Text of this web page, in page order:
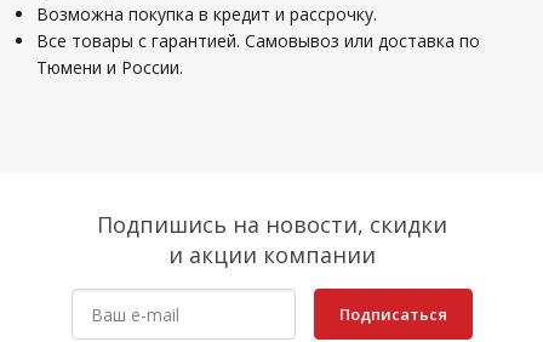
Возможна покупка в кредит и рассрочку.
Все товары с гарантией. Самовывоз или доставка по
Тюмени и России.
Подпишись на новости, скидки
и акции компании
Подписаться